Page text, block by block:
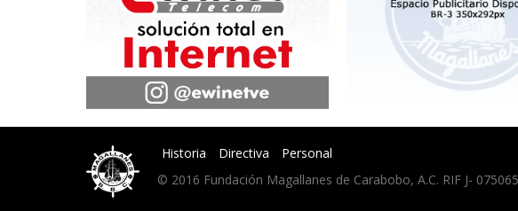
Historia Directiva
Personal
© 2016 Fundación Magallanes de Carabobo, A.C. RIF J-